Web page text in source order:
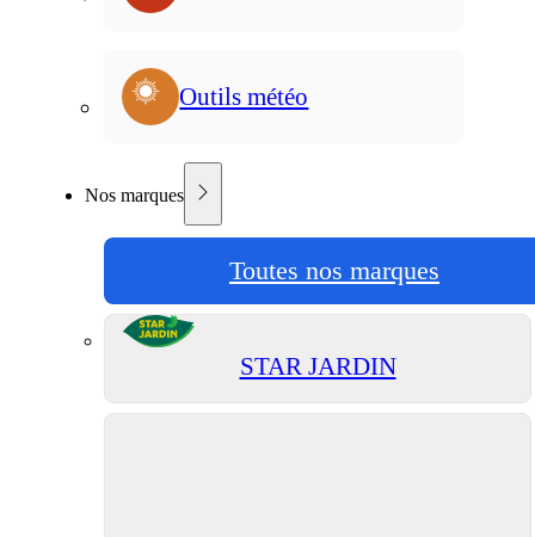
Outils météo
Nos marques
Toutes nos marques
STAR JARDIN